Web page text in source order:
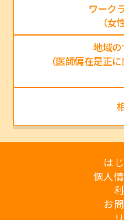
ワーク
（女
地域
（医師偏在是正
は
個人
お